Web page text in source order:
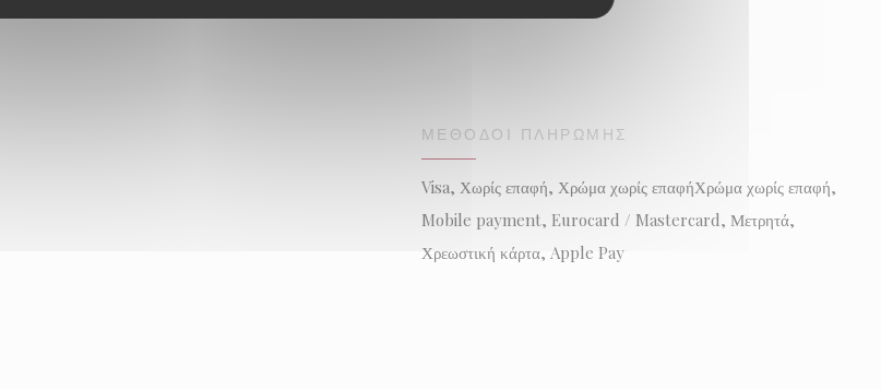
ΜΈΘΟΔΟΙ ΠΛΗΡΩΜΉΣ
Visa, Χωρίς επαφή, Χρώμα χωρίς επαφήΧρώμα χωρίς επαφή,
Mobile payment, Eurocard / Mastercard, Μετρητά,
Χρεωστική κάρτα, Apple Pay